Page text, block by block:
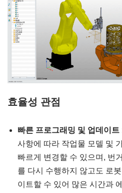
효율성 관점
빠른 프로그래밍 및 업데이트
사항에 따라 작업물 모델 및
빠르게 변경할 수 있으며, 번
를 다시 수행하지 않고도 로
이트할 수 있어 많은 시간과